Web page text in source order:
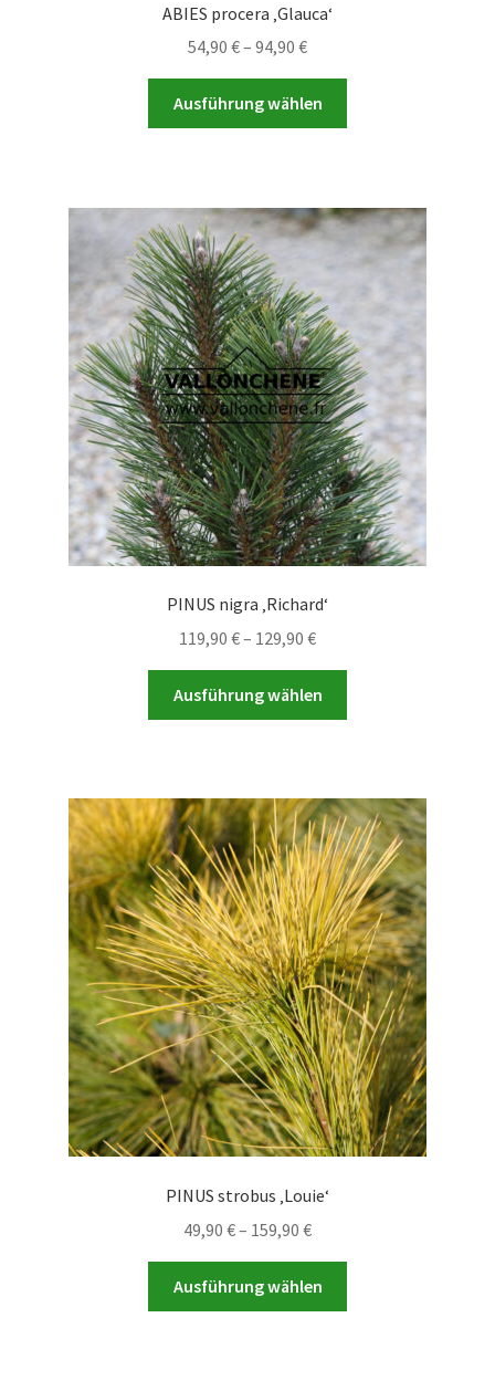
ABIES procera ‚Glauca‘
54,90 €– 94,90 €Preisspanne:
54,90 €
bis
94,90 €
Ausführung wählen
auf.
Die
können
auf
der
Produktseite
gewählt
werden
PINUS nigra ‚Richard‘
119,90 €– 129,90 €Preisspanne:
119,90 €
bis
129,90 €
Ausführung wählen
Varianten
auf.
Die
Optionen
können
auf
der
Produktseite
gewählt
werden
PINUS strobus ‚Louie‘
49,90 €– 159,90 €Preisspanne:
bis
159,90 €
Ausführung wählen